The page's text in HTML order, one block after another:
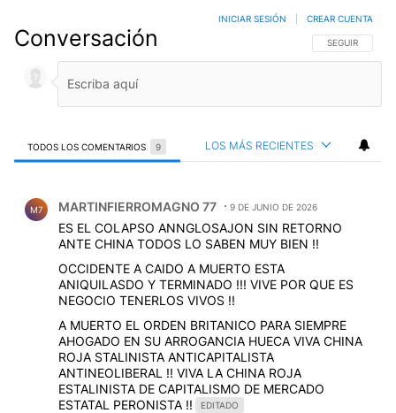
Conversación SIGA ESTA
SEGUIR
INICIAR SESIÓN CREAR CUENTA
TODOS LOS COMENTARIOS 9 LOS MÁS RECIENTES
M7 MARTINFIERROMAGNO 77 9 DE JUNIO DE 2026
ES EL COLAPSO ANNGLOSAJON SIN RETORNO
ANTE CHINA TODOS LO SABEN MUY BIEN !!
OCCIDENTE A CAIDO A MUERTO ESTA
ANIQUILASDO Y TERMINADO !!! VIVE POR QUE ES
NEGOCIO TENERLOS VIVOS !!
A MUERTO EL ORDEN BRITANICO PARA SIEMPRE
AHOGADO EN SU ARROGANCIA HUECA VIVA CHINA
ROJA STALINISTA ANTICAPITALISTA
ANTINEOLIBERAL !! VIVA LA CHINA ROJA
ESTALINISTA DE CAPITALISMO DE MERCADO
ESTATAL PERONISTA !!
EDITADO